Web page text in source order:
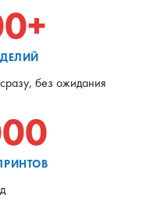
без ожидания